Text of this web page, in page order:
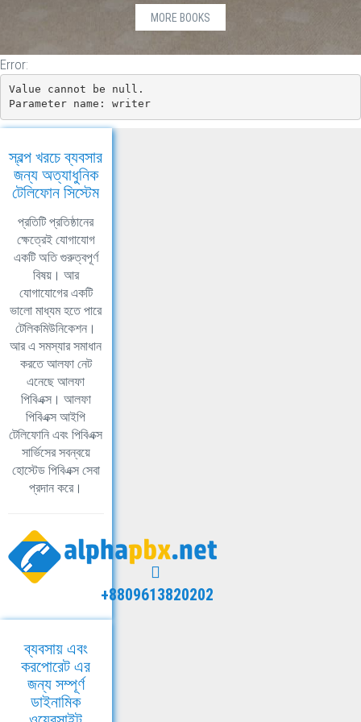
@item.ListPrice.Value.ToString("0.00")
MORE BOOKS
Error:
Value cannot be null.
Parameter name: writer
স্বল্প খরচে ব্যবসার
জন্য অত্যাধুনিক
টেলিফোন সিস্টেম
প্রতিটি প্রতিষ্ঠানের
ক্ষেত্রেই যোগাযোগ
একটি অতি গুরুত্বপূর্ণ
বিষয়। আর
যোগাযোগের একটি
ভালো মাধ্যম হতে পারে
টেলিকমিউনিকেশন।
আর এ সমস্যার সমাধান
করতে আলফা নেট
এনেছে আলফা
পিবিএক্স। আলফা
পিবিএক্স আইপি
টেলিফোনি এবং পিবিএক্স
সার্ভিসের সবন্বয়ে
হোস্টেড পিবিএক্স সেবা
প্রদান করে।
+8809613820202
ব্যবসায় এবং
করপোরেট এর
জন্য সম্পূর্ণ
ডাইনামিক